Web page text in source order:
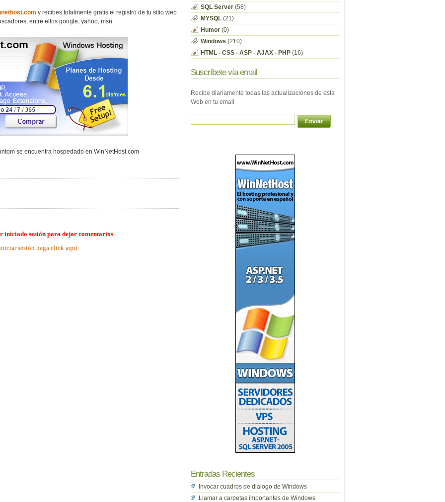
y recibes totalmente gratis el registro de tu sitio web
entre ellos google, yahoo, msn
se encuentra hospedado en WinNetHost.com
iniciado sesión para dejar comentarios
sesión haga click aquí
SQL Server(58)
MYSQL(21)
Humor(0)
Windows (210)
HTML - CSS - ASP - AJAX - PHP(16)
Suscríbete vía email
Recibe diariamente todas las actualizaciones de esta
Web en tu email
Entradas Recientes
Invocar cuadros de dialogo de Windows
Llamar a carpetas importantes de Windows